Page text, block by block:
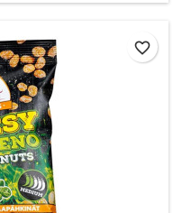
favorite_border